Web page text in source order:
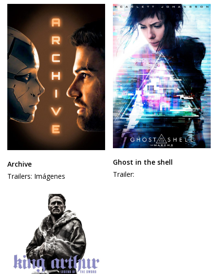
Archive
Trailers: Imágenes
Ghost in the shell
Trailer: